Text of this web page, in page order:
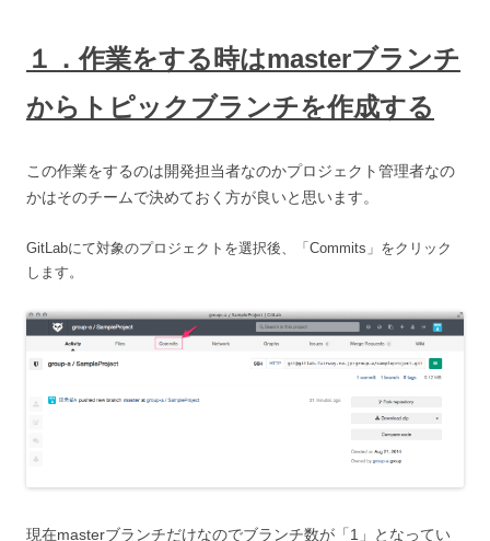
１．作業をする時はmasterブランチ
からトピックブランチを作成する
この作業をするのは開発担当者なのかプロジェクト管理者なの
かはそのチームで決めておく方が良いと思います。
GitLabにて対象のプロジェクトを選択後、「Commits」をクリック
します。
現在masterブランチだけなのでブランチ数が「1」となってい